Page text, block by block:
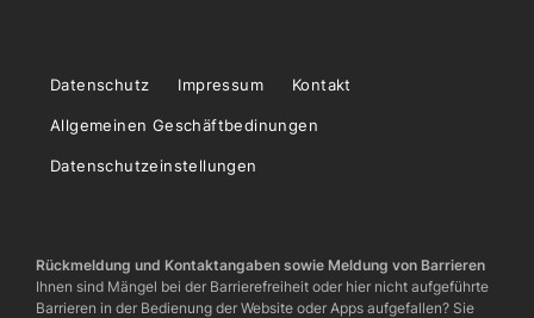
Datenschutz Impressum Kontakt
Allgemeinen Geschäftbedinungen
Datenschutzeinstellungen
Rückmeldung und Kontaktangaben sowie Meldung von Barrieren
Ihnen sind Mängel bei der Barrierefreiheit oder hier nicht aufgeführte
Barrieren in der Bedienung der Website oder Apps aufgefallen? Sie